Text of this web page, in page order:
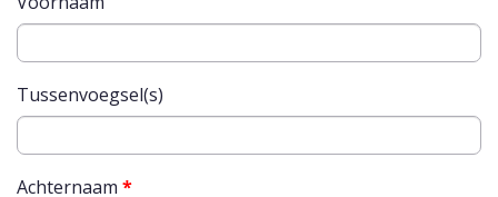
Tussenvoegsel(s)
Achternaam *